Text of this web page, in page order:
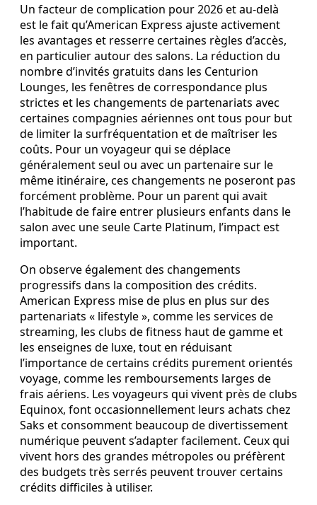
Un facteur de complication pour 2026 et au‑delà
est le fait qu’American Express ajuste activement
les avantages et resserre certaines règles d’accès,
en particulier autour des salons. La réduction du
nombre d’invités gratuits dans les Centurion
Lounges, les fenêtres de correspondance plus
strictes et les changements de partenariats avec
certaines compagnies aériennes ont tous pour but
de limiter la surfréquentation et de maîtriser les
coûts. Pour un voyageur qui se déplace
généralement seul ou avec un partenaire sur le
même itinéraire, ces changements ne poseront pas
forcément problème. Pour un parent qui avait
l’habitude de faire entrer plusieurs enfants dans le
salon avec une seule Carte Platinum, l’impact est
important.
On observe également des changements
progressifs dans la composition des crédits.
American Express mise de plus en plus sur des
partenariats « lifestyle », comme les services de
streaming, les clubs de fitness haut de gamme et
les enseignes de luxe, tout en réduisant
l’importance de certains crédits purement orientés
voyage, comme les remboursements larges de
frais aériens. Les voyageurs qui vivent près de clubs
Equinox, font occasionnellement leurs achats chez
Saks et consomment beaucoup de divertissement
numérique peuvent s’adapter facilement. Ceux qui
vivent hors des grandes métropoles ou préfèrent
des budgets très serrés peuvent trouver certains
crédits difficiles à utiliser.